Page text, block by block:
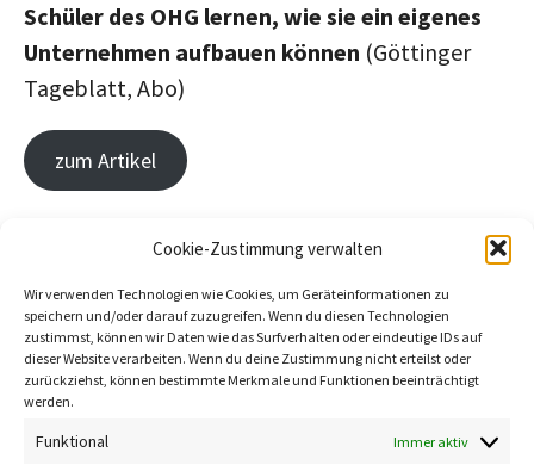
Cookie-Zustimmung verwalten
Wir verwenden Technologien wie Cookies, um Geräteinformationen zu
speichern und/oder darauf zuzugreifen. Wenn du diesen Technologien
zustimmst, können wir Daten wie das Surfverhalten oder eindeutige IDs auf
dieser Website verarbeiten. Wenn du deine Zustimmung nicht erteilst oder
zurückziehst, können bestimmte Merkmale und Funktionen beeinträchtigt
werden.
Funktional Immer aktiv
Schüler des OHG lernen, wie sie ein eigenes
Unternehmen aufbauen können (Göttinger
Tageblatt, Abo)
zum Artikel
Unternehmensgründern(Göttinger Tageblatt,
Abo)
zum Artikel
Neuigkeiten
2024